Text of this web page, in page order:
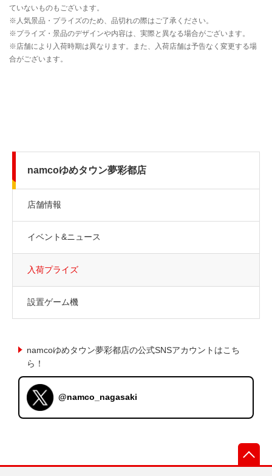
namcoゆめタウン夢彩都店
店舗情報
イベント&ニュース
入荷プライズ
設置ゲーム機
namcoゆめタウン夢彩都店の公式SNSアカウントはこち
ら！
@namco_nagasaki